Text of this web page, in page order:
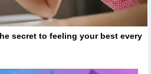
secret to feeling your best every